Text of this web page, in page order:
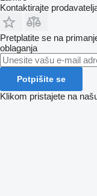
Kontaktirajte
Pretplatite se na
oblaganja
Potpišite se
Klikom pristajete na